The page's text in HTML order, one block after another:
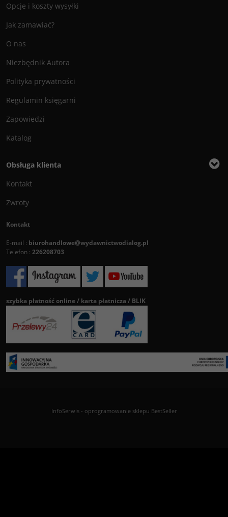
Opcje i koszty wysyłki
Jak zamawiać?
O nas
Niezbędnik Autora
Polityka prywatności
Regulamin księgarni
Zapowiedzi
Katalog
Obsługa klienta
Kontakt
Zwroty
Kontakt
E-mail : biurohandlowe@wydawnictwodialog.pl
Telefon : 226208703
szybka płatność online / karta płatnicza / BLIK
InfoSerwis- oprogramowanie sklepu BestSeller